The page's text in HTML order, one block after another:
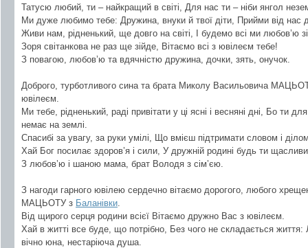
Татусю любий, ти – найкращий в світі, Для нас ти – ніби янгол
Ми дуже любимо тебе: Дружина, внуки й твої діти, Прийми від нас
Живи нам, рідненький, ще довго на світі, І будемо всі ми любов’ю
Зоря світанкова не раз ще зійде, Вітаємо всі з ювілеєм тебе!
З повагою, любов’ю та вдячністю дружина, дочки, зять, онучок.
Доброго, турботливого сина та брата Миколу Васильовича
ювілеєм.
Ми тебе, рідненький, раді привітати у ці ясні і весняні дні, Бо ти
немає на землі.
Спасибі за увагу, за руки умілі, Що вмієш підтримати словом і
Хай Бог посилає здоров’я і сили, У дружній родині будь ти
З любов’ю і шаною мама, брат Володя з сім’єю.
З нагоди гарного ювілею сердечно вітаємо дорогого, любого
МАЦЬОТУ з Баланівки
Від щирого серця родини всієї Вітаємо дружно Вас з ювілеєм.
Хай в житті все буде, що потрібно, Без чого не складається
вічно юна, нестаріюча душа.